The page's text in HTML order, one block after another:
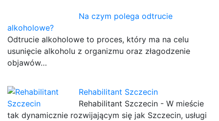
Na czym polega odtrucie
alkoholowe?
Odtrucie alkoholowe to proces, który ma na celu
usunięcie alkoholu z organizmu oraz złagodzenie
objawów…
Rehabilitant Szczecin
Rehabilitant Szczecin - W mieście
tak dynamicznie rozwijającym się jak Szczecin, usługi